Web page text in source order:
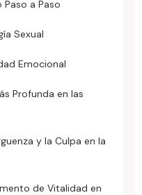
a Paso
Sexual
Emocional
Profunda en las
y la Culpa en la
de Vitalidad en